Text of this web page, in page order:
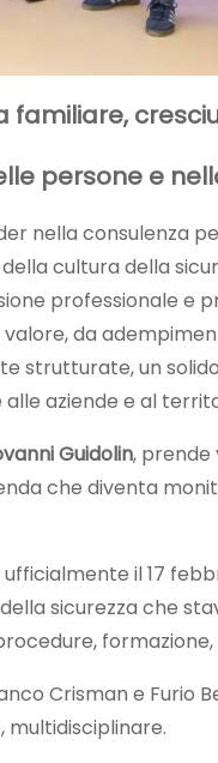
familiare,
persone e
nella consulenza
cultura della
professionale e
da
un
aziende e al
Guidolin, prende
che diventa
ufficialmente il 17
sicurezza che
Crisman e Furio
multidisciplinare.